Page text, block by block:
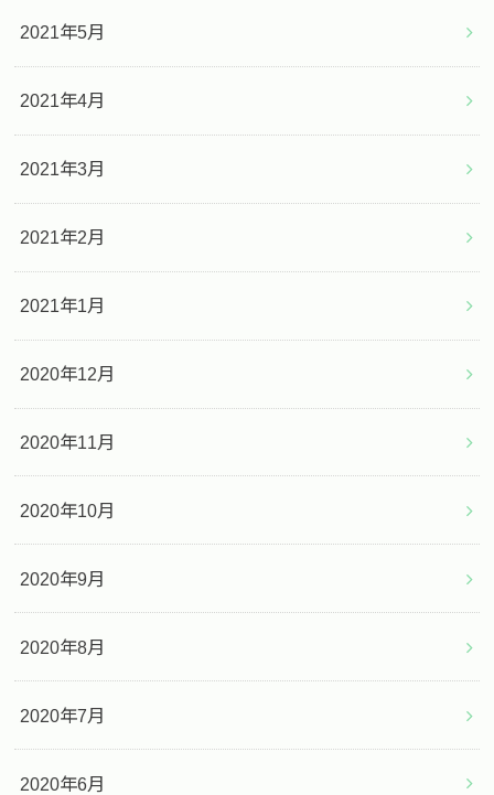
2021年5月
2021年4月
2021年3月
2021年2月
2021年1月
2020年12月
2020年11月
2020年10月
2020年9月
2020年8月
2020年7月
2020年6月